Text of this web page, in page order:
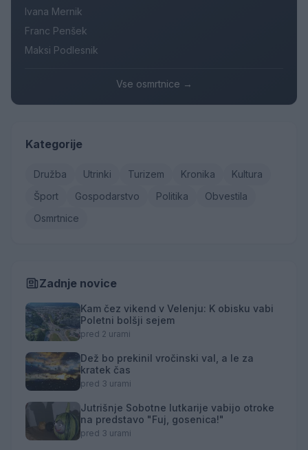
Ivana Mernik
Franc Penšek
Maksi Podlesnik
Vse osmrtnice →
Kategorije
Družba Utrinki Turizem Kronika
Kultura
Šport
Gospodarstvo Politika
Obvestila
Osmrtnice
Zadnje novice
Kam čez vikend v Velenju: K obisku vabi
Poletni bolšji sejem
pred 2 urami
Dež bo prekinil vročinski val, a le za
kratek čas
pred 3 urami
Jutrišnje Sobotne lutkarije vabijo otroke
na predstavo "Fuj, gosenica!"
pred 3 urami